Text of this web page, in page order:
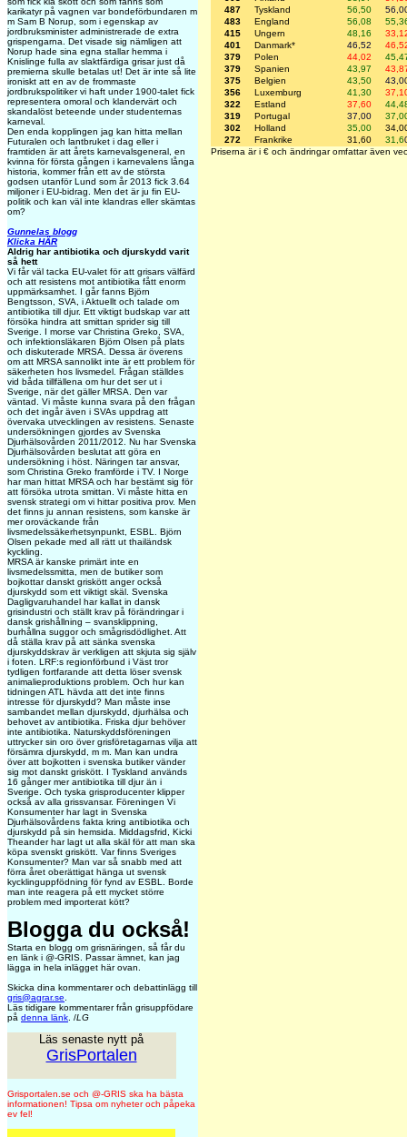
karikatyr på vagnen var bondeförbundaren m
m Sam B Norup, som i egenskap av
jordbruksminister administrerade de extra
grispengarna. Det visade sig nämligen att
Norup hade sina egna stallar hemma i
Knislinge fulla av slaktfärdiga grisar just då
premierna skulle betalas ut! Det är inte så lite
ironiskt att en av de frommaste
jordbrukspolitiker vi haft under 1900-talet fick
representera omoral och klandervärt och
skandalöst beteende under studenternas
karneval.
Den enda kopplingen jag kan hitta mellan
Futuralen och lantbruket i dag eller i
framtiden är att årets karnevalsgeneral, en
kvinna för första gången i karnevalens långa
historia, kommer från ett av de största
godsen utanför Lund som år 2013 fick 3.64
miljoner i EU-bidrag. Men det är ju fin EU-
politik och kan väl inte klandras eller skämtas
om?
Gunnelas blogg
Klicka HÄR
Aldrig har antibiotika och djurskydd varit
så hett
Vi får väl tacka EU-valet för att grisars välfärd
och att resistens mot antibiotika fått enorm
uppmärksamhet. I går fanns Björn
Bengtsson, SVA, i Aktuellt och talade om
antibiotika till djur. Ett viktigt budskap var att
försöka hindra att smittan sprider sig till
Sverige. I morse var Christina Greko, SVA,
och infektionsläkaren Björn Olsen på plats
och diskuterade MRSA. Dessa är överens
om att MRSA sannolikt inte är ett problem för
säkerheten hos livsmedel. Frågan ställdes
vid båda tillfällena om hur det ser ut i
Sverige, när det gäller MRSA. Den var
väntad. Vi måste kunna svara på den frågan
och det ingår även i SVAs uppdrag att
övervaka utvecklingen av resistens. Senaste
undersökningen gjordes av Svenska
Djurhälsovården 2011/2012. Nu har Svenska
Djurhälsovården beslutat att göra en
undersökning i höst. Näringen tar ansvar,
som Christina Greko framförde i TV. I Norge
har man hittat MRSA och har bestämt sig för
att försöka utrota smittan. Vi måste hitta en
svensk strategi om vi hittar positiva prov. Men
det finns ju annan resistens, som kanske är
mer oroväckande från
livsmedelssäkerhetsynpunkt, ESBL. Björn
Olsen pekade med all rätt ut thailändsk
kyckling.
MRSA är kanske primärt inte en
livsmedelssmitta, men de butiker som
bojkottar danskt griskött anger också
djurskydd som ett viktigt skäl. Svenska
Dagligvaruhandel har kallat in dansk
grisindustri och ställt krav på förändringar i
dansk grishållning – svansklippning,
burhållna suggor och smågrisdödlighet. Att
då ställa krav på att sänka svenska
djurskyddskrav är verkligen att skjuta sig själv
i foten. LRF:s regionförbund i Väst tror
tydligen fortfarande att detta löser svensk
animalieproduktions problem. Och hur kan
tidningen ATL hävda att det inte finns
intresse för djurskydd? Man måste inse
sambandet mellan djurskydd, djurhälsa och
behovet av antibiotika. Friska djur behöver
inte antibiotika. Naturskyddsföreningen
uttrycker sin oro över grisföretagarnas vilja att
försämra djurskydd, m m. Man kan undra
över att bojkotten i svenska butiker vänder
sig mot danskt griskött. I Tyskland används
16 gånger mer antibiotika till djur än i
Sverige. Och tyska grisproducenter klipper
också av alla grissvansar. Föreningen Vi
Konsumenter har lagt in Svenska
Djurhälsovårdens fakta kring antibiotika och
djurskydd på sin hemsida. Middagsfrid, Kicki
Theander har lagt ut alla skäl för att man ska
köpa svenskt griskött. Var finns Sveriges
Konsumenter? Man var så snabb med att
förra året oberättigat hänga ut svensk
kycklinguppfödning för fynd av ESBL. Borde
man inte reagera på ett mycket större
problem med importerat kött?
Blogga du också!
Starta en blogg om grisnäringen, så får du
en länk i @-GRIS. Passar ämnet, kan jag
lägga in hela inlägget här ovan.
Skicka dina kommentarer och debattinlägg till
gris@agrar.se
Läs tidigare kommentarer från grisuppfödare
på denna länk . /LG
Läs senaste nytt på
GrisPortalen
Grisportalen.se och @-GRIS ska ha bästa
informationen! Tipsa om nyheter och påpeka
ev fel!
487
Tyskland 56,50
483
England 56,08
415
Ungern 48,16
401
Danmark* 46,52
379
Polen 44,02
379
Spanien 43,97
375
Belgien 43,50
356
Luxemburg 41,30
322
Estland 37,60
319
Portugal 37,00
302
Holland 35,00
272
Frankrike 31,60 31,6
Priserna är i € och ändringar omfattar även